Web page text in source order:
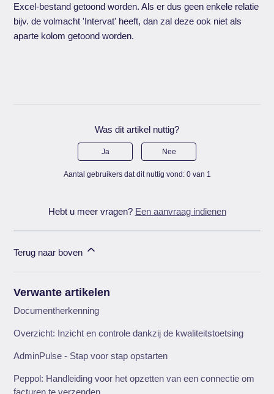
Excel-bestand getoond worden. Als er dus geen enkele relatie
bijv. de volmacht 'Intervat' heeft, dan zal deze ook niet als
aparte kolom getoond worden.
Was dit artikel nuttig?
Ja Nee
Aantal gebruikers dat dit nuttig vond: 0 van 1
Hebt u meer vragen? Een aanvraag indienen
Terug naar boven
Verwante artikelen
Documentherkenning
Overzicht: Inzicht en controle dankzij de kwaliteitstoetsing
AdminPulse - Stap voor stap opstarten
Peppol: Handleiding voor het opzetten van een connectie om
facturen te verzenden